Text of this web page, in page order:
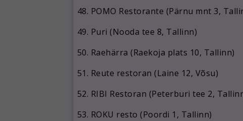
POMO Restorante (Pärnu mnt 3,
Puri (Nooda tee 8, Tallinn)
Raehärra (Raekoja plats 10, Tallinn)
Reute restoran (Laine 12, Võsu)
RIBI Restoran (Peterburi tee 2,
ROKU resto (Poordi 1, Tallinn)